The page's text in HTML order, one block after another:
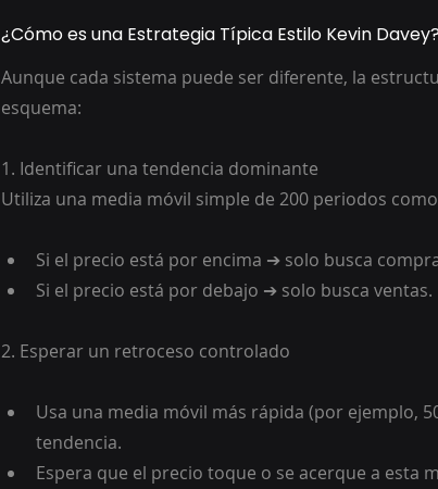
¿Cómo es una Estrategia Típica Estilo Kevin Davey?
Aunque cada sistema puede ser diferente, la
esquema:
1. Identificar una tendencia dominante
Utiliza una media móvil simple de 200 periodos
Si el precio está por encima ➔ solo busca
Si el precio está por debajo ➔ solo busca ventas.
2. Esperar un retroceso controlado
Usa una media móvil más rápida (por ejemplo,
tendencia.
Espera que el precio toque o se acerque a esta